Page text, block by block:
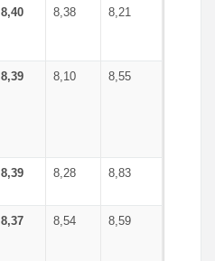
8,40 8,38 8,21
8,39 8,10 8,55
8,39 8,28 8,83
8,37 8,54 8,59